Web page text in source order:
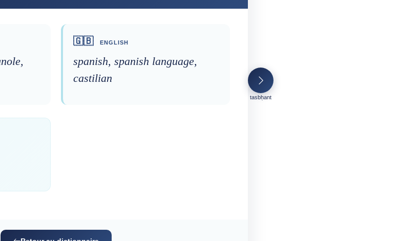
🇬🇧 ENGLISH
spanish, spanish language,
castilian
tasbḥant